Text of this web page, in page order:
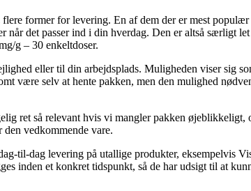
former for levering. En af dem der er mest populær
når det passer ind i din hverdag. Den er altså særligt
g – 30 enkeltdoser.
eller til din arbejdsplads. Muligheden viser sig
være selv at hente pakken, men den mulighed
ret så relevant hvis vi mangler pakken øjeblikkeligt,
vedkommende vare.
til-dag levering på utallige produkter, eksempelvis
inden et konkret tidspunkt, så de har udsigt til at